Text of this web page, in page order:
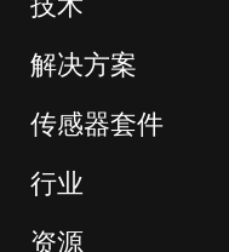
解决方案
传感器套件
行业
资源